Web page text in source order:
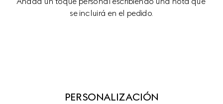
se incluirá en el pedido.
PERSONALIZACIÓN